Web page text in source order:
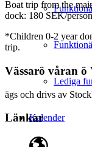
Lediga
Kalender
Boat trip from the
dock: 180 SEK/
*Children 0-2 year
trip.
Vässarö våran ö
ägs och drivs av
Länkar